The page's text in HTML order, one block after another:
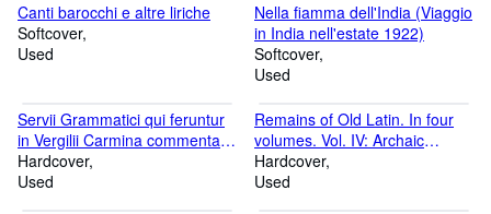
Canti barocchi e altre liriche
Softcover
Used
Nella fiamma dell'India (Viaggio
in India nell'estate 1922)
Softcover
Used
Servii Grammatici qui feruntur
in Vergilii Carmina commentarii.
Vol. I, II, III (opera completa)
Hardcover
Used
Remains of Old Latin. In four
volumes. Vol. IV: Archaic
Inscriptions
Hardcover
Used